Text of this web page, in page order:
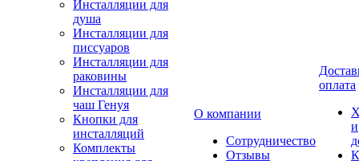
Инсталляции для
душа
Инсталляции для
писсуаров
Инсталляции для
раковины
Инсталляции для
чаш Генуя
Кнопки для
инсталляций
Комплекты
О компании
Сотрудничество
Отзывы
оплата
и